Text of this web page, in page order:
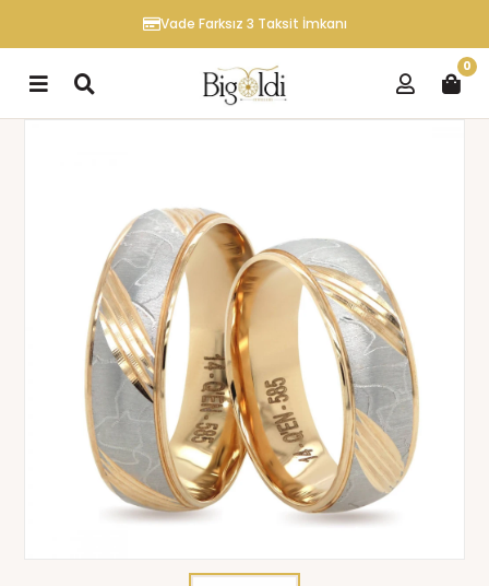
Vade Farksız 3 Taksit İmkanı
0